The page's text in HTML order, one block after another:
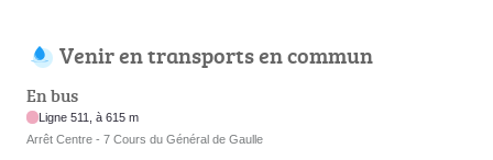
Venir en transports en commun
En bus
Ligne 511, à 615 m
Arrêt Centre - 7 Cours du Général de Gaulle